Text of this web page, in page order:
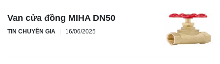
Van cửa đồng MIHA DN50
TIN CHUYÊN GIA 16/06/2025